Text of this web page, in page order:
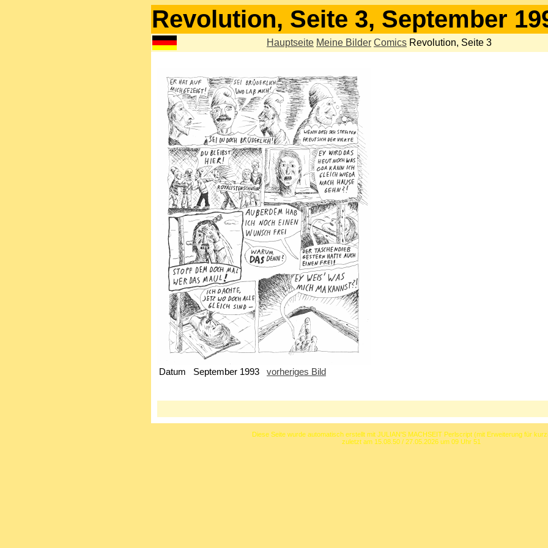
Revolution, Seite 3, September
Hauptseite Meine Bilder Comics Revolution, Seite 3
Datum September 1993 vorheriges Bild
Diese Seite wurde automatisch erstellt mit JULIAN'S MACHSEIT Perlscript (mit Erweiterung für
zuletzt am 15.08.50 / 27.05.2026 um 09 Uhr 51